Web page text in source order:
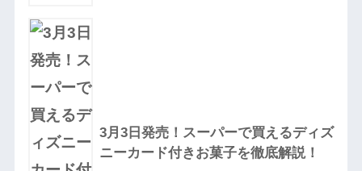
3月3日発売！スーパーで買えるディズ
ニーカード付きお菓子を徹底解説！